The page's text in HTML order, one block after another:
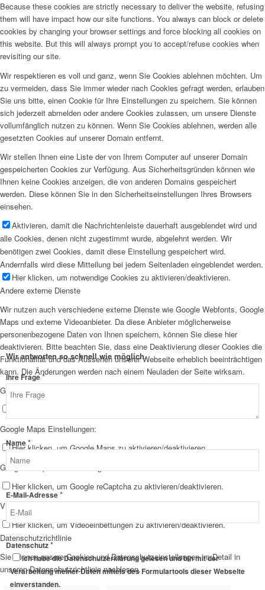
Because these cookies are strictly necessary to deliver the website, refusing
them will have impact how our site functions. You always can block or delete
cookies by changing your browser settings and force blocking all cookies on
this website. But this will always prompt you to accept/refuse cookies when
revisiting our site.
Wir respektieren es voll und ganz, wenn Sie Cookies ablehnen möchten. Um
zu vermeiden, dass Sie immer wieder nach Cookies gefragt werden, erlauben
Sie uns bitte, einen Cookie für Ihre Einstellungen zu speichern. Sie können
sich jederzeit abmelden oder andere Cookies zulassen, um unsere Dienste
vollumfänglich nutzen zu können. Wenn Sie Cookies ablehnen, werden alle
gesetzten Cookies auf unserer Domain entfernt.
Wir stellen Ihnen eine Liste der von Ihrem Computer auf unserer Domain
gespeicherten Cookies zur Verfügung. Aus Sicherheitsgründen können wie
Ihnen keine Cookies anzeigen, die von anderen Domains gespeichert
werden. Diese können Sie in den Sicherheitseinstellungen Ihres Browsers
einsehen.
Aktivieren, damit die Nachrichtenleiste dauerhaft ausgeblendet wird und
alle Cookies, denen nicht zugestimmt wurde, abgelehnt werden. Wir
benötigen zwei Cookies, damit diese Einstellung gespeichert wird.
Andernfalls wird diese Mitteilung bei jedem Seitenladen eingeblendet werden.
Hier klicken, um notwendige Cookies zu aktivieren/deaktivieren.
Andere externe Dienste
Wir nutzen auch verschiedene externe Dienste wie Google Webfonts, Google
Maps und externe Videoanbieter. Da diese Anbieter möglicherweise
personenbezogene Daten von Ihnen speichern, können Sie diese hier
deaktivieren. Bitte beachten Sie, dass eine Deaktivierung dieser Cookies die
Funktionalität und das Aussehen unserer Webseite erheblich beeinträchtigen
kann. Die Änderungen werden nach einem Neuladen der Seite wirksam.
Google Webfont Einstellungen:
Google Maps Einstellungen:
Hier klicken, um Google Maps zu aktivieren/deaktivieren.
Google reCaptcha Einstellungen:
Hier klicken, um Google reCaptcha zu aktivieren/deaktivieren.
Vimeo und YouTube Einstellungen:
Hier klicken, um Videoeinbettungen zu aktivieren/deaktivieren.
Datenschutzrichtlinie
Sie können unsere Cookies und Datenschutzeinstellungen im Detail in
unseren Datenschutzrichtlinie nachlesen.
Wir antworten so schnell wie möglich.
Ihre Frage*
Name*
E-Mail-Adresse*
Ihre
E-
Mail-
Adresse
Datenschutz*
Ich habe die Datenschutzerklärung gelesen und bin mit der
Verarbeitung meiner Daten mittels des Formulartools dieser Webseite
einverstanden.